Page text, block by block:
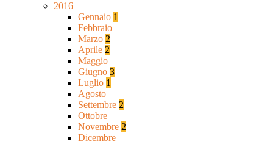
2016
Gennaio 1
Febbraio
Marzo 2
Aprile 2
Maggio
Giugno 3
Luglio 1
Agosto
Settembre 2
Ottobre
Novembre 2
Dicembre